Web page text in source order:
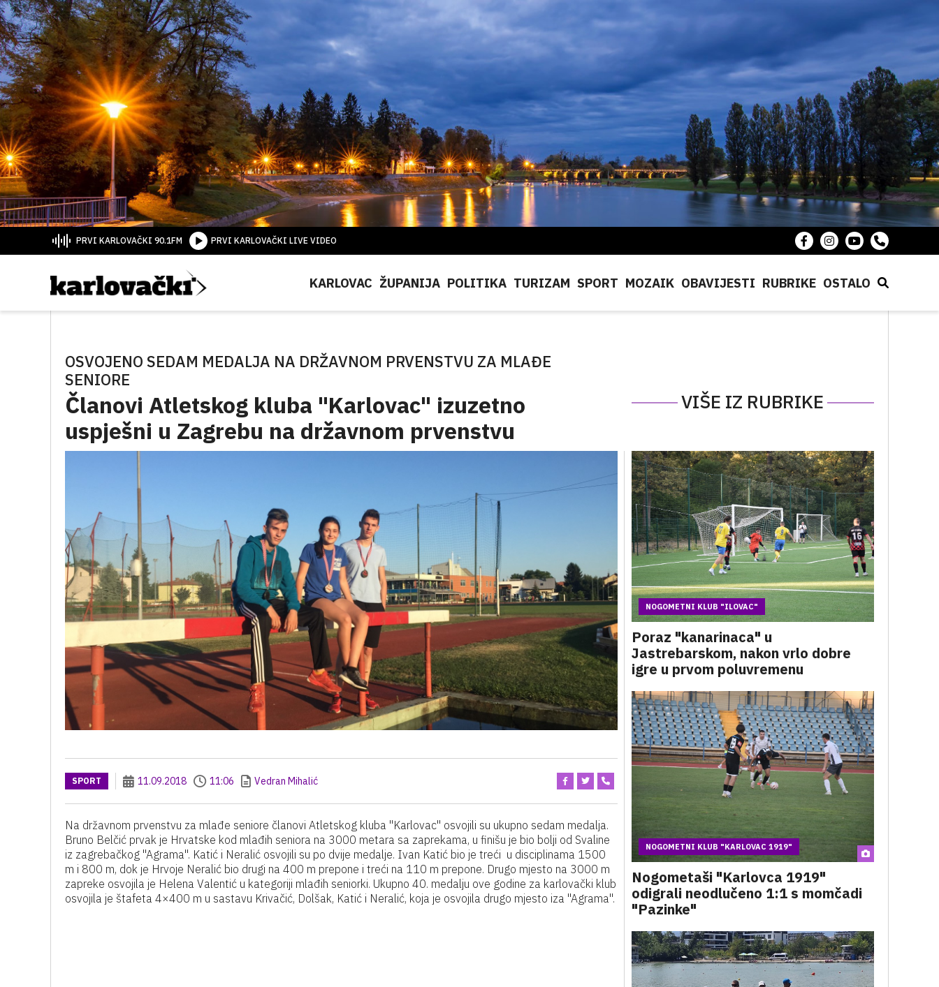
PRVI KARLOVAČKI 90.1FM PRVI KARLOVAČKI LIVE VIDEO
KARLOVAC ŽUPANIJA POLITIKA TURIZAM SPORT MOZAIK OBAVIJESTI RUBRIKE OSTALO
OSVOJENO SEDAM MEDALJA NA DRŽAVNOM PRVENSTVU ZA MLAĐE
SENIORE
Članovi Atletskog kluba "Karlovac" izuzetno
uspješni u Zagrebu na državnom prvenstvu
VIŠE IZ RUBRIKE
SPORT 11.09.2018 11:06 Vedran Mihalić
Na državnom prvenstvu za mlađe seniore članovi Atletskog kluba "Karlovac" osvojili su ukupno sedam medalja.
Bruno Belčić prvak je Hrvatske kod mlađih seniora na 3000 metara sa zaprekama, u finišu je bio bolji od Svaline
iz zagrebačkog "Agrama". Katić i Neralić osvojili su po dvije medalje. Ivan Katić bio je treći u disciplinama 1500
m i 800 m, dok je Hrvoje Neralić bio drugi na 400 m prepone i treći na 110 m prepone. Drugo mjesto na 3000 m
zapreke osvojila je Helena Valentić u kategoriji mlađih seniorki. Ukupno 40. medalju ove godine za karlovački klub
osvojila je štafeta 4×400 m u sastavu Krivačić, Dolšak, Katić i Neralić, koja je osvojila drugo mjesto iza "Agrama".
NOGOMETNI KLUB "ILOVAC"
Poraz "kanarinaca" u
Jastrebarskom, nakon vrlo dobre
igre u prvom poluvremenu
NOGOMETNI KLUB "KARLOVAC 1919"
Nogometaši "Karlovca 1919"
odigrali neodlučeno 1:1 s momčadi
"Pazinke"